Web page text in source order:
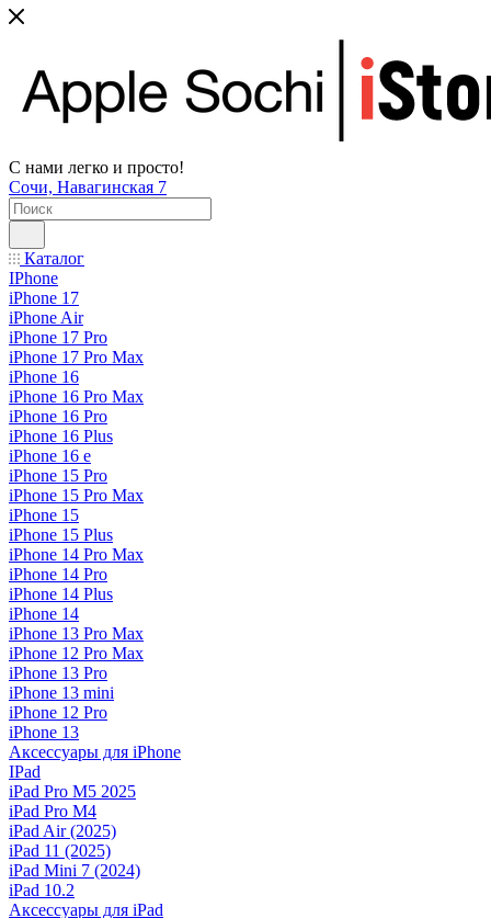
С нами легко и просто!
Сочи, Навагинская 7
Каталог
IPhone
iPhone 17
iPhone Air
iPhone 17 Pro
iPhone 17 Pro Max
iPhone 16
iPhone 16 Pro Max
iPhone 16 Pro
iPhone 16 Plus
iPhone 16 e
iPhone 15 Pro
iPhone 15 Pro Max
iPhone 15
iPhone 15 Plus
iPhone 14 Pro Max
iPhone 14 Pro
iPhone 14 Plus
iPhone 14
iPhone 13 Pro Max
iPhone 12 Pro Max
iPhone 13 Pro
iPhone 13 mini
iPhone 12 Pro
iPhone 13
Аксессуары для iPhone
IPad
iPad Pro M5 2025
iPad Pro M4
iPad Air (2025)
iPad 11 (2025)
iPad Mini 7 (2024)
iPad 10.2
Аксессуары для iPad